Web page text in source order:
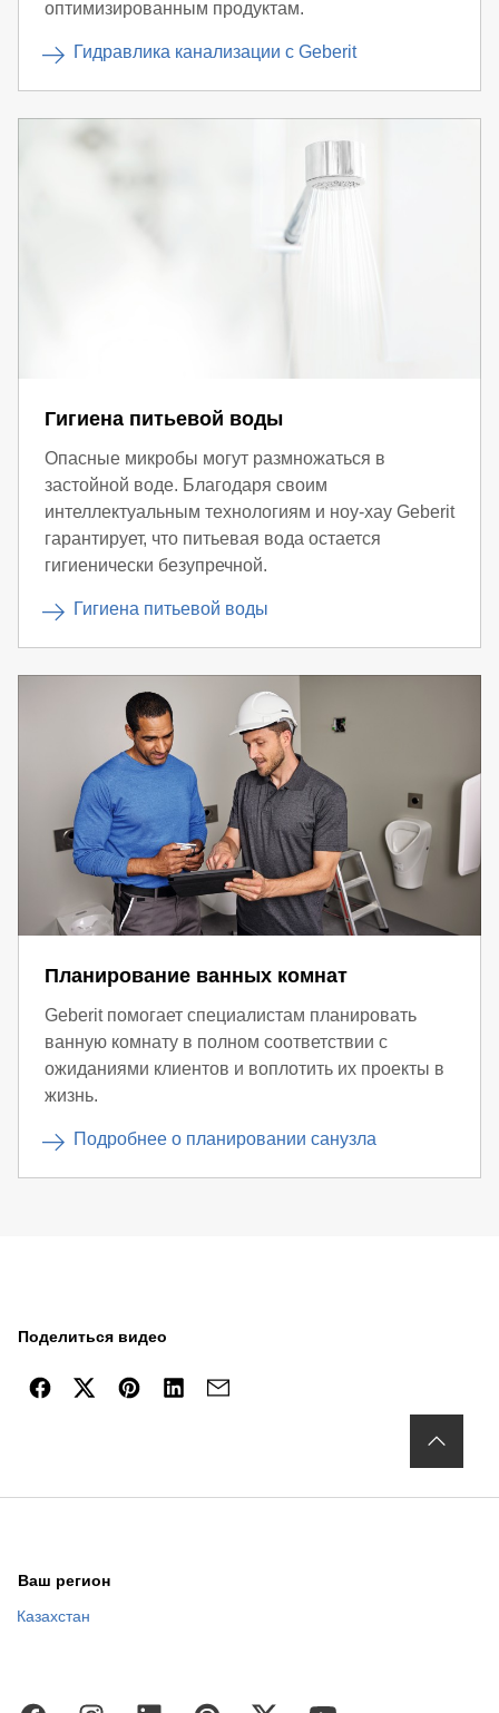
оптимизированным продуктам.
Гидравлика канализации с Geberit
Гигиена питьевой воды
Опасные микробы могут размножаться в
застойной воде. Благодаря своим
интеллектуальным технологиям и ноу-хау Geberit
гарантирует, что питьевая вода остается
гигиенически безупречной.
Гигиена питьевой воды
Планирование ванных комнат
Geberit помогает специалистам планировать
ванную комнату в полном соответствии с
ожиданиями клиентов и воплотить их проекты в
жизнь.
Подробнее о планировании санузла
Поделиться видео
Ваш регион
Казахстан